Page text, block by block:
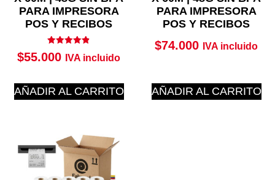
PARA IMPRESORA
POS Y RECIBOS
Valorado
con
$55.000 IVA incluido
AÑADIR AL CARRITO
PARA IMPRESORA
POS Y RECIBOS
$74.000 IVA incluido
AÑADIR AL CARRITO